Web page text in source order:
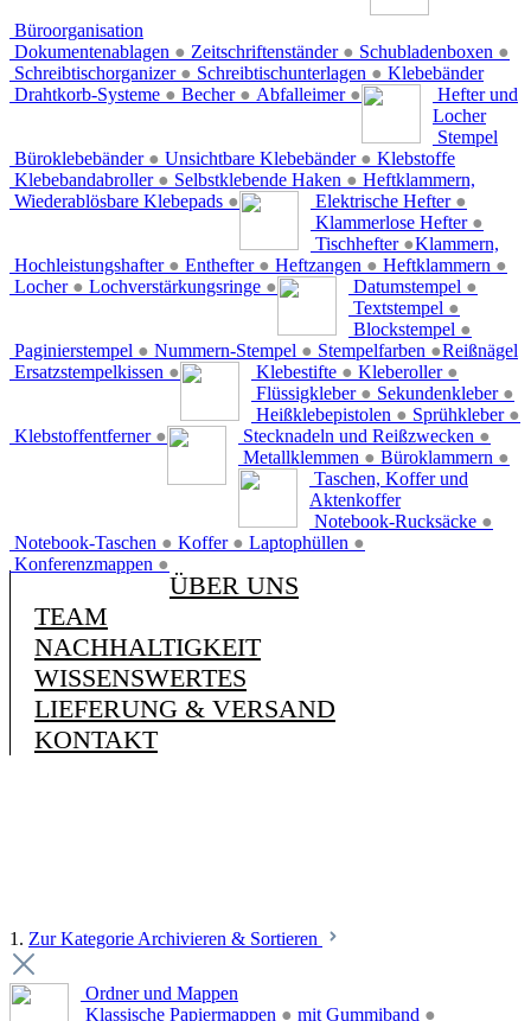
Büroorganisation
Dokumentenablagen ● Zeitschriftenständer ● Schubladenboxen ●
Schreibtischorganizer ● Schreibtischunterlagen ●
Drahtkorb-Systeme ● Becher ● Abfalleimer ●
Klebebänder
Büroklebebänder ● Unsichtbare Klebebänder ●
Klebebandabroller ● Selbstklebende Haken ●
Wiederablösbare Klebepads ●
Hefter und
Locher
Elektrische Hefter ●
Klammerlose Hefter ●
Tischhefter ●
Hochleistungshafter ● Enthefter ● Heftzangen ● Heftklammern ●
Locher ● Lochverstärkungsringe ●
Stempel
Datumstempel ●
Textstempel ●
Blockstempel ●
Paginierstempel ● Nummern-Stempel ● Stempelfarben ●
Ersatzstempelkissen ●
Klebstoffe
Klebestifte ● Kleberoller ●
Flüssigkleber ● Sekundenkleber ●
Heißklebepistolen ● Sprühkleber ●
Klebstoffentferner ●
Heftklammern,
Klammern,
Reißnägel
Stecknadeln und Reißzwecken ●
Metallklemmen ● Büroklammern ●
Taschen, Koffer und
Aktenkoffer
Notebook-Rucksäcke ●
Notebook-Taschen ● Koffer ● Laptophüllen ●
Konferenzmappen ●
ÜBER UNS
TEAM
NACHHALTIGKEIT
WISSENSWERTES
LIEFERUNG & VERSAND
KONTAKT
1. Zur Kategorie Archivieren & Sortieren
Ordner und Mappen
Klassische Papiermappen ● mit Gummiband ●